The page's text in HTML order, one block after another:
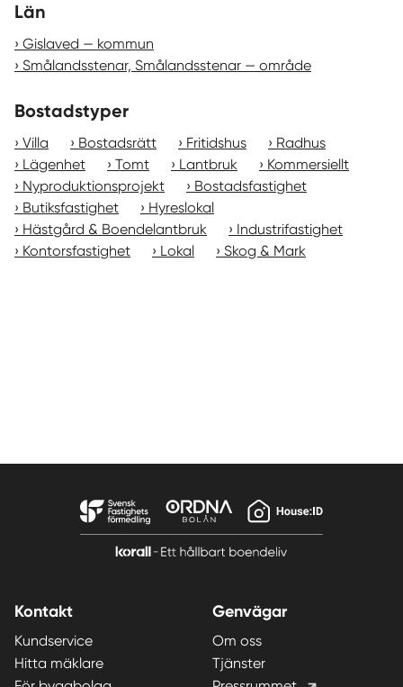
Län
Gislaved — kommun
Smålandsstenar, Smålandsstenar — område
Bostadstyper
Villa Bostadsrätt Fritidshus
Radhus
Lägenhet
Tomt Lantbruk
Kommersiellt
Nyproduktionsprojekt
Bostadsfastighet
Butiksfastighet
Hyreslokal
Hästgård & Boendelantbruk
Industrifastighet
Kontorsfastighet
Lokal Skog & Mark
Kontakt
Kundservice
Hitta mäklare
Genvägar
Om oss
Tjänster